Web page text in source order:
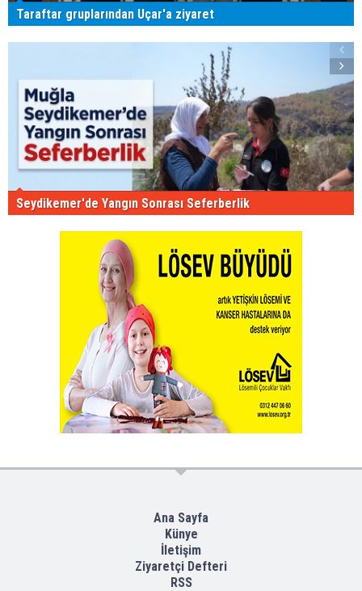
Taraftar gruplarından Uçar'a ziyaret
Seydikemer'de Yangın Sonrası Seferberlik
Ana Sayfa
Künye
İletişim
Ziyaretçi Defteri
RSS